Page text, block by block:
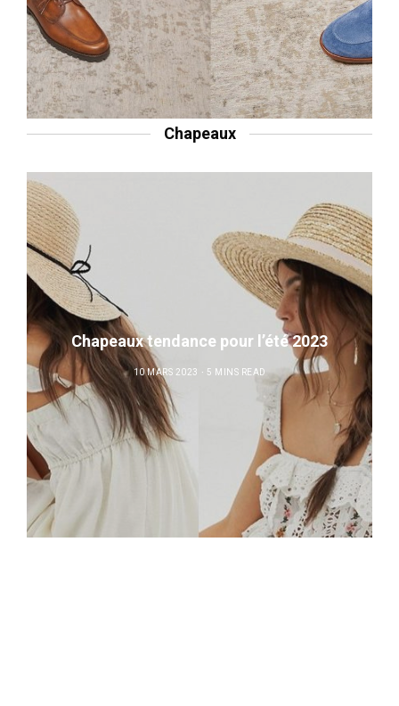
Chapeaux
Chapeaux tendance pour l’été 2023
10 MARS 2023 5 MINS READ